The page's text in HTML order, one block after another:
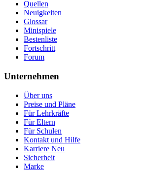
Quellen
Neuigkeiten
Glossar
Minispiele
Bestenliste
Fortschritt
Forum
Unternehmen
Über uns
Preise und Pläne
Für Lehrkräfte
Für Eltern
Für Schulen
Kontakt und Hilfe
Karriere Neu
Sicherheit
Marke